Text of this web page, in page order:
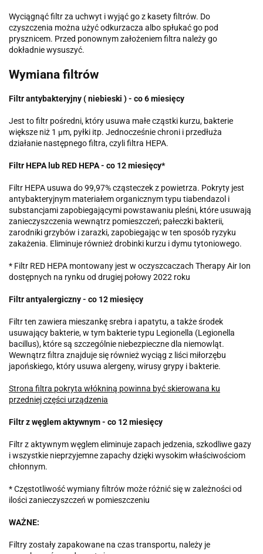
Wyciągnąć filtr za uchwyt i wyjąć go z kasety filtrów. Do
czyszczenia można użyć odkurzacza albo spłukać go pod
prysznicem. Przed ponownym założeniem filtra należy go
dokładnie wysuszyć.
Wymiana filtrów
Filtr antybakteryjny ( niebieski ) - co 6 miesięcy
Jest to filtr pośredni, który usuwa małe cząstki kurzu, bakterie
większe niż 1 μm, pyłki itp. Jednocześnie chroni i przedłuża
działanie następnego filtra, czyli filtra HEPA.
Filtr HEPA lub RED HEPA - co 12 miesięcy*
Filtr HEPA usuwa do 99,97% cząsteczek z powietrza. Pokryty jest
antybakteryjnym materiałem organicznym typu tiabendazol i
substancjami zapobiegającymi powstawaniu pleśni, które usuwają
zanieczyszczenia wewnątrz pomieszczeń; pałeczki bakterii,
zarodniki grzybów i zarazki, zapobiegając w ten sposób ryzyku
zakażenia. Eliminuje również drobinki kurzu i dymu tytoniowego.
* Filtr RED HEPA montowany jest w oczyszcaczach Therapy Air Ion
dostępnych na rynku od drugiej połowy 2022 roku
Filtr antyalergiczny - co 12 miesięcy
Filtr ten zawiera mieszankę srebra i apatytu, a także środek
usuwający bakterie, w tym bakterie typu Legionella (Legionella
bacillus), które są szczególnie niebezpieczne dla niemowląt.
Wewnątrz filtra znajduje się również wyciąg z liści miłorzębu
japońskiego, który usuwa alergeny, wirusy grypy i bakterie.
Strona filtra pokryta włókniną powinna być skierowana ku
przedniej części urządzenia
Filtr z węglem aktywnym - co 12 miesięcy
Filtr z aktywnym węglem eliminuje zapach jedzenia, szkodliwe gazy
i wszystkie nieprzyjemne zapachy dzięki wysokim właściwościom
chłonnym.
* Częstotliwość wymiany filtrów może różnić się w zależności od
ilości zanieczyszczeń w pomieszczeniu
WAŻNE:
Filtry zostały zapakowane na czas transportu, należy je